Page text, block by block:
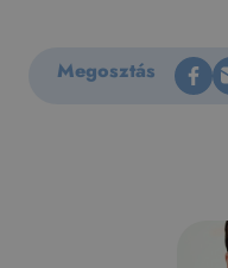
Megosztás Megosztás Facebookon Küldés e-mailen